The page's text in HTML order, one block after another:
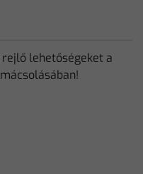
lehetőségeket a